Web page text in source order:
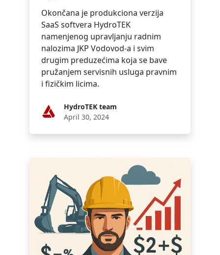
Okončana je produkciona verzija
SaaS softvera HydroTEK
namenjenog upravljanju radnim
nalozima JKP Vodovod-a i svim
drugim preduzećima koja se bave
pružanjem servisnih usluga pravnim
i fizičkim licima.
HydroTEK team
April 30, 2024